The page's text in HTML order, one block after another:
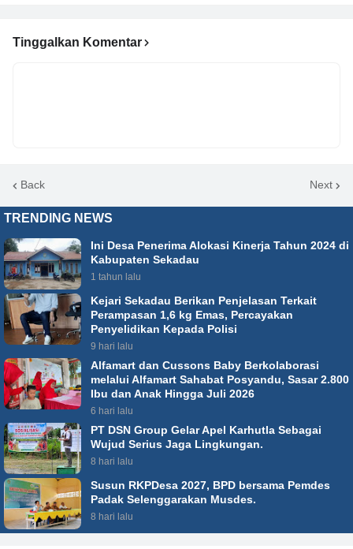
Tinggalkan Komentar
Back Next
TRENDING NEWS
Ini Desa Penerima Alokasi Kinerja Tahun 2024 di
Kabupaten Sekadau
1 tahun lalu
Kejari Sekadau Berikan Penjelasan Terkait
Perampasan 1,6 kg Emas, Percayakan
Penyelidikan Kepada Polisi
9 hari lalu
Alfamart dan Cussons Baby Berkolaborasi
melalui Alfamart Sahabat Posyandu, Sasar 2.800
Ibu dan Anak Hingga Juli 2026
6 hari lalu
PT DSN Group Gelar Apel Karhutla Sebagai
Wujud Serius Jaga Lingkungan.
8 hari lalu
Susun RKPDesa 2027, BPD bersama Pemdes
Padak Selenggarakan Musdes.
8 hari lalu